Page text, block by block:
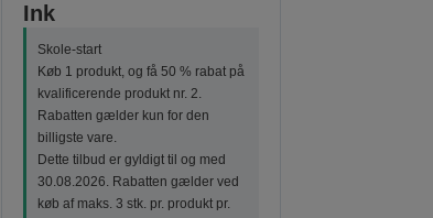
Ink
Skole-start
Køb 1 produkt, og få 50 % rabat på
kvalificerende produkt nr. 2.
Rabatten gælder kun for den
billigste vare.
Dette tilbud er gyldigt til og med
30.08.2026. Rabatten gælder ved
køb af maks. 3 stk. pr. produkt pr.